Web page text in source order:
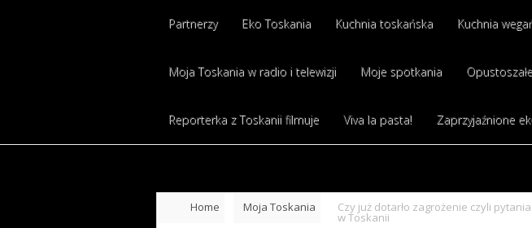
Partnerzy Eko Toskania Kuchnia toskańska Kuchnia
Moja Toskania w radio i telewizji Moje spotkania
Reporterka z Toskanii filmuje Viva la pasta! Zaprzyjaźnione
Home Moja Toskania Czy już dotarło zagrożenie czyli
w Toskanii